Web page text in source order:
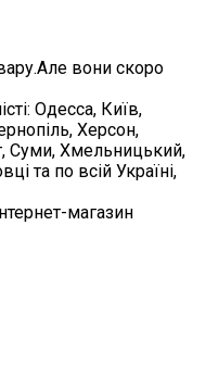
вони скоро
Одесса, Київ,
Херсон,
Суми, Хмельницький,
та по всій Україні,
магазин